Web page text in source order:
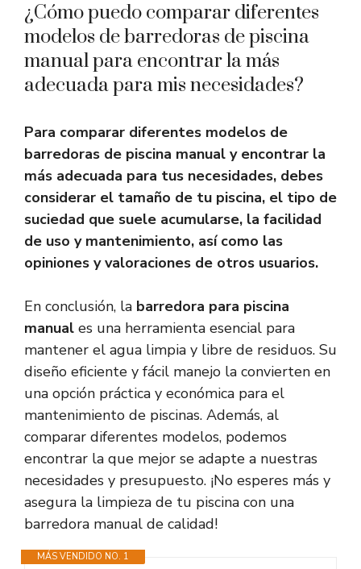
¿Cómo puedo comparar diferentes
modelos de barredoras de piscina
manual para encontrar la más
adecuada para mis necesidades?
Para comparar diferentes modelos de
barredoras de piscina manual y encontrar la
más adecuada para tus necesidades, debes
considerar el tamaño de tu piscina, el tipo de
suciedad que suele acumularse, la facilidad
de uso y mantenimiento, así como las
opiniones y valoraciones de otros usuarios.
En conclusión, la barredora para piscina
manual es una herramienta esencial para
mantener el agua limpia y libre de residuos. Su
diseño eficiente y fácil manejo la convierten en
una opción práctica y económica para el
mantenimiento de piscinas. Además, al
comparar diferentes modelos, podemos
encontrar la que mejor se adapte a nuestras
necesidades y presupuesto. ¡No esperes más y
asegura la limpieza de tu piscina con una
barredora manual de calidad!
MÁS VENDIDO NO. 1